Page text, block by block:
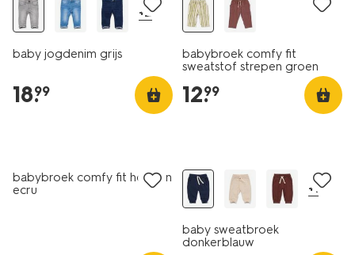
+2
baby jogdenim grijs
18.
99
babybroek comfy fit
sweatstof strepen groen
12.
99
babybroek comfy fit honden
ecru
+1
baby sweatbroek
donkerblauw